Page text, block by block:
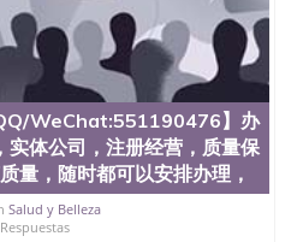
、留学生学位认证、英国文
澳洲文凭学历、加拿大文凭
q:551190476 微信：
学毕业证（San Jose State
学毕业证（San Jose State
学毕业证（San Jose State
学成绩单（San Jose State
学成绩单（ San Jose State
学成绩单（San Jose State
州立大学文凭（San Jose
州立大学（San Jose State
WeChat:551190476】办
实体公司，注册经营，质量保
量，随时都可以安排办理，
Salud y Belleza